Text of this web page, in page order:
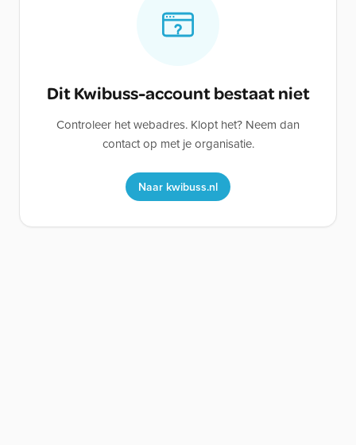
Dit Kwibuss-account bestaat niet
Controleer het webadres. Klopt het? Neem dan
contact op met je organisatie.
Naar kwibuss.nl